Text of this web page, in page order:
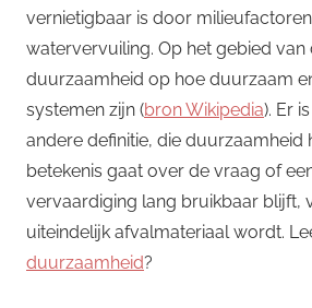
vernietigbaar is door
watervervuiling. Op het gebied
duurzaamheid op hoe duurzaam
systemen zijn (bron Wikipedia). Er
andere definitie, die duurzaamheid
betekenis gaat over de vraag of
vervaardiging lang bruikbaar blijft,
uiteindelijk afvalmateriaal wordt.
duurzaamheid?